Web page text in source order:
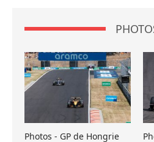
Photos - GP de Hongrie